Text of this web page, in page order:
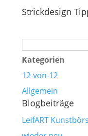
Strickdesign
nach:
Kategorien
12-von-12
Allgemein
Blogbeiträge
LeifART